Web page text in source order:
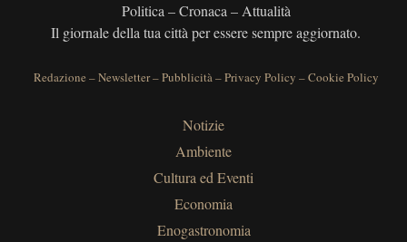
Politica – Cronaca – Attualità
Il giornale della tua città per essere sempre aggiornato.
Redazione –Newsletter–Pubblicità–Privacy Policy –Cookie Policy
Notizie
Ambiente
Cultura ed Eventi
Economia
Enogastronomia